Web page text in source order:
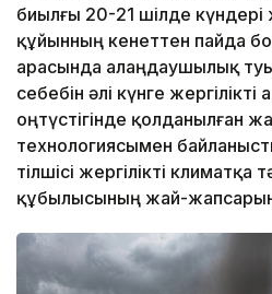
биылғы 20-21 шілде
құйынның кенеттен пайда
арасында алаңдаушылық
себебін әлі күнге жергілікті
оңтүстігінде қолданылған
технологиясымен
тілшісі жергілікті климатқа
құбылысының жай-жапсарын